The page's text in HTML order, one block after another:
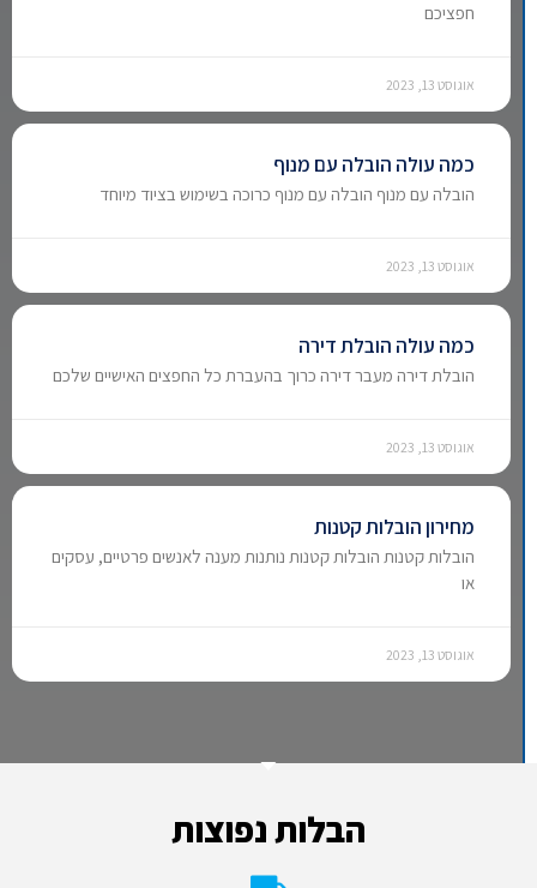
חפציכם
אוגוסט 13, 2023
כמה עולה הובלה עם מנוף
הובלה עם מנוף הובלה עם מנוף כרוכה בשימוש בציוד מיוחד
אוגוסט 13, 2023
כמה עולה הובלת דירה
הובלת דירה מעבר דירה כרוך בהעברת כל החפצים האישיים שלכם
אוגוסט 13, 2023
מחירון הובלות קטנות
הובלות קטנות הובלות קטנות נותנות מענה לאנשים פרטיים, עסקים
או
אוגוסט 13, 2023
הבלות נפוצות